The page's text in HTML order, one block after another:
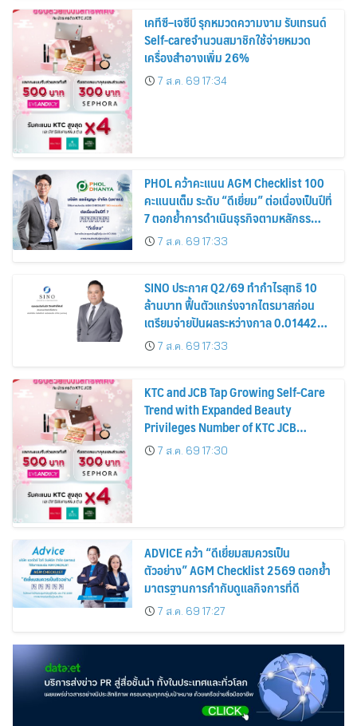
เคทีซี–เจซีบี รุกหมวดความงาม รับเทรนด์
Self-careจำนวนสมาชิกใช้จ่ายหมวด
เครื่องสำอางเพิ่ม 26%
7 ส.ค. 69 17:34
PHOL คว้าคะแนน AGM Checklist 100
คะแนนเต็ม ระดับ “ดีเยี่ยม” ต่อเนื่องเป็นปีที่
7 ตอกย้ำการดำเนินธุรกิจตามหลักธร
รมาภิบาล โปร่งใส สร้างความเชื่อมั่นผู้ถือ
หุ้น
7 ส.ค. 69 17:33
SINO ประกาศ Q2/69 ทำกำไรสุทธิ 10
ล้านบาท ฟื้นตัวแกร่งจากไตรมาสก่อน
เตรียมจ่ายปันผลระหว่างกาล 0.014423
บาทต่อหุ้น ครึ่งปีหลังมุ่งเติบโตต่อเนื่อง
7 ส.ค. 69 17:33
KTC and JCB Tap Growing Self-Care
Trend with Expanded Beauty
Privileges Number of KTC JCB
Cardmembers Spending on
Cosmetics Rises 26%
7 ส.ค. 69 17:30
ADVICE คว้า “ดีเยี่ยมสมควรเป็น
ตัวอย่าง” AGM Checklist 2569 ตอกย้ำ
มาตรฐานการกำกับดูแลกิจการที่ดี
7 ส.ค. 69 17:27